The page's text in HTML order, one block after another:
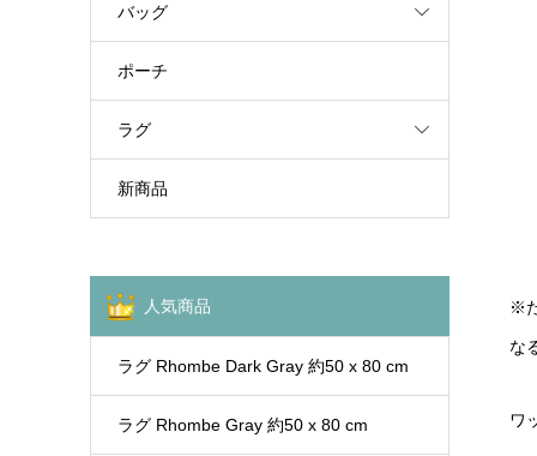
※
な
ワ
バッグ
ポーチ
ラグ
新商品
人気商品
ラグ Rhombe Dark Gray 約50 x 80 cm
ラグ Rhombe Gray 約50 x 80 cm